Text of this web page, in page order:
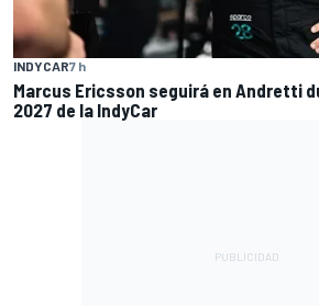
INDYCAR7 h
Marcus Ericsson seguirá en Andretti
2027 de la IndyCar